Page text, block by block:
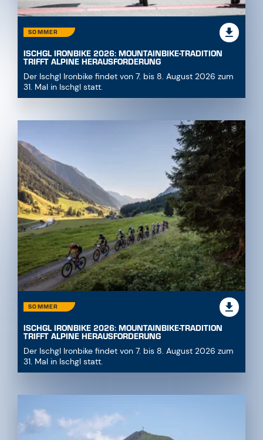
SOMMER
ISCHGL IRONBIKE 2026: MOUNTAINBIKE-TRADITION
TRIFFT ALPINE HERAUSFORDERUNG
Der Ischgl Ironbike findet von 7. bis 8. August 2026 zum
31. Mal in Ischgl statt.
SOMMER
ISCHGL IRONBIKE 2026: MOUNTAINBIKE-TRADITION
TRIFFT ALPINE HERAUSFORDERUNG
Der Ischgl Ironbike findet von 7. bis 8. August 2026 zum
31. Mal in Ischgl statt.